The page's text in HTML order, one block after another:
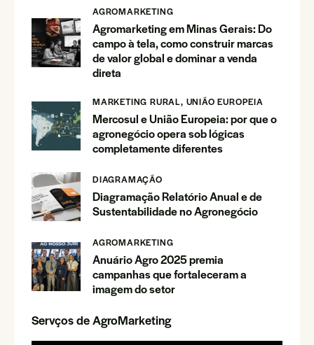
AGROMARKETING
Agromarketing em Minas Gerais: Do
campo à tela, como construir marcas
de valor global e dominar a venda
direta
MARKETING RURAL, UNIÃO EUROPEIA
Mercosul e União Europeia: por que o
agronegócio opera sob lógicas
completamente diferentes
DIAGRAMAÇÃO
Diagramação Relatório Anual e de
Sustentabilidade no Agronegócio
AGROMARKETING
Anuário Agro 2025 premia
campanhas que fortaleceram a
imagem do setor
Servços de AgroMarketing